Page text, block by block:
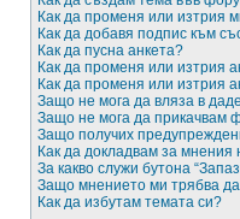
Как да променя или изтрия
Как да добавя подпис към
Как да пусна анкета?
Как да променя или изтрия
Как да променя или изтрия
Защо не мога да вляза в
Защо не мога да прикачвам
Защо получих
Как да докладвам за
За какво служи бутона
Защо мнението ми трябва
Как да избутам темата си?